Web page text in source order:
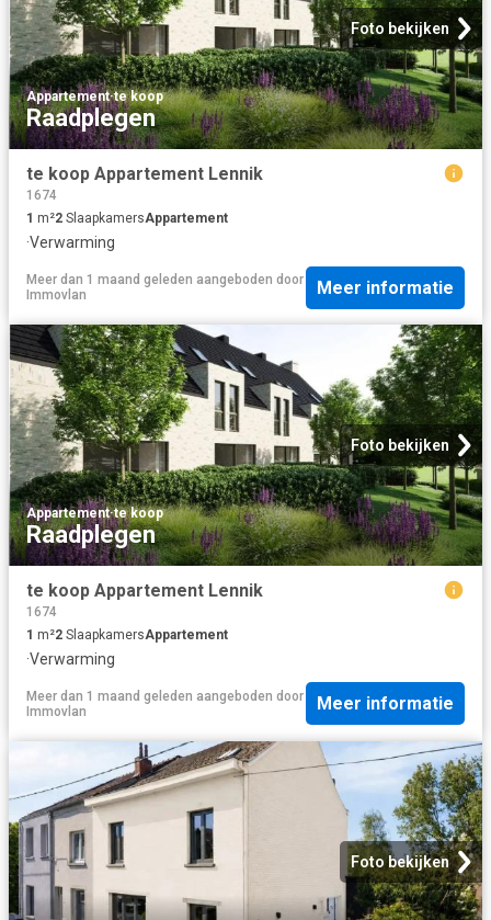
Foto bekijken
Appartement·te koop
Raadplegen
te koop Appartement Lennik
1674
1 m²2 SlaapkamersAppartement
·Verwarming
Meer dan 1 maand geleden aangeboden door
Immovlan
Meer informatie
Foto bekijken
Appartement·te koop
Raadplegen
te koop Appartement Lennik
1674
1 m²2 SlaapkamersAppartement
·Verwarming
Meer dan 1 maand geleden aangeboden door
Immovlan
Meer informatie
Foto bekijken